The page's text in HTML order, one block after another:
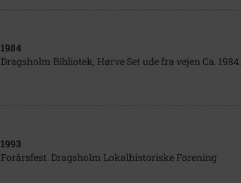
1984
Dragsholm Bibliotek, Hørve Set ude fra vejen Ca. 1984.
1993
Forårsfest. Dragsholm Lokalhistoriske Forening